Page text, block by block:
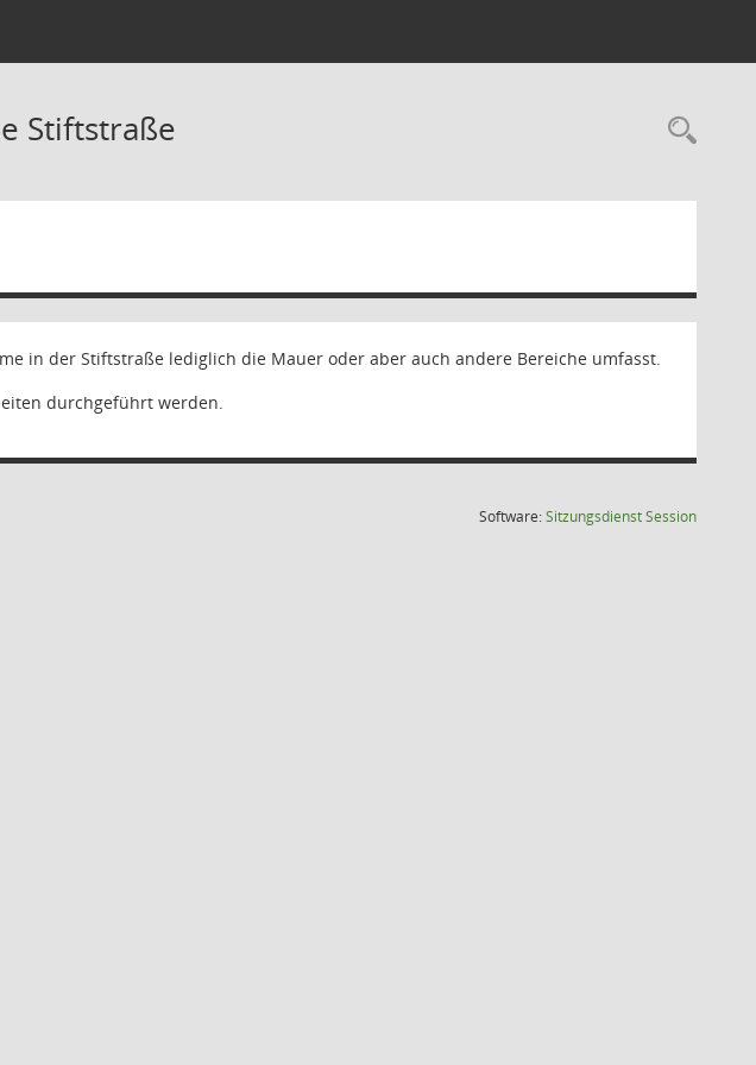
Stiftstraße
in der Stiftstraße lediglich die Mauer oder aber auch andere Bereiche umfasst.
durchgeführt werden.
Software:SitzungsdienstSession(Wird in